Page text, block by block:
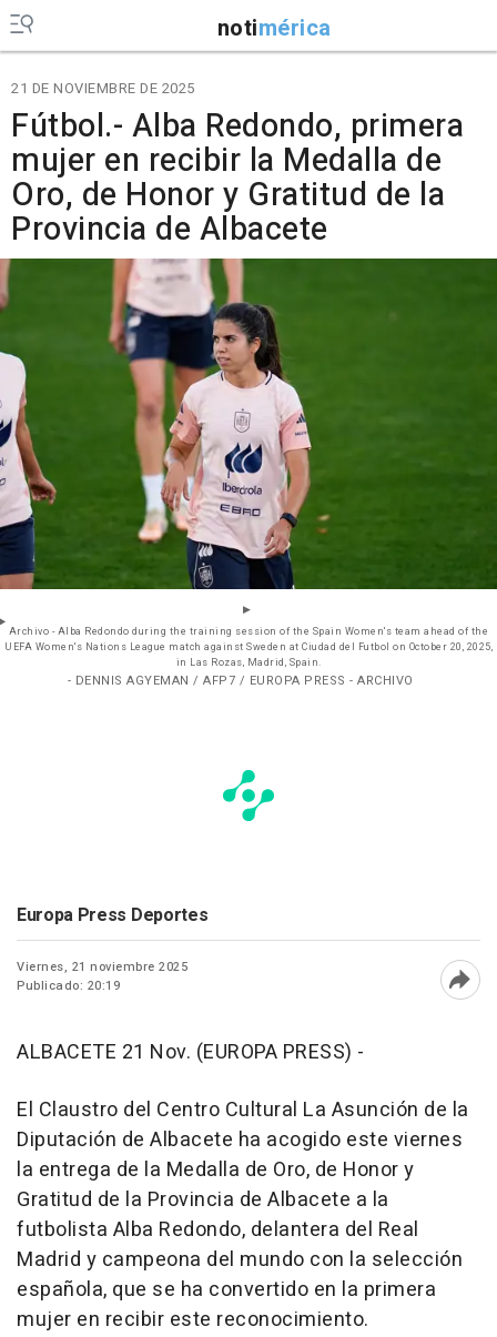
notimérica
21 DE NOVIEMBRE DE 2025
Fútbol.- Alba Redondo, primera
mujer en recibir la Medalla de
Oro, de Honor y Gratitud de la
Provincia de Albacete
Archivo - Alba Redondo during the training session of the Spain Women's team ahead of the
UEFA Women's Nations League match against Sweden at Ciudad del Futbol on October 20, 2025,
in Las Rozas, Madrid, Spain.
- DENNIS AGYEMAN / AFP7 / EUROPA PRESS - ARCHIVO
Europa Press Deportes
Viernes, 21 noviembre 2025
Publicado: 20:19
ALBACETE 21 Nov. (EUROPA PRESS) -
El Claustro del Centro Cultural La Asunción de la
Diputación de Albacete ha acogido este viernes
la entrega de la Medalla de Oro, de Honor y
Gratitud de la Provincia de Albacete a la
futbolista Alba Redondo, delantera del Real
Madrid y campeona del mundo con la selección
española, que se ha convertido en la primera
mujer en recibir este reconocimiento.